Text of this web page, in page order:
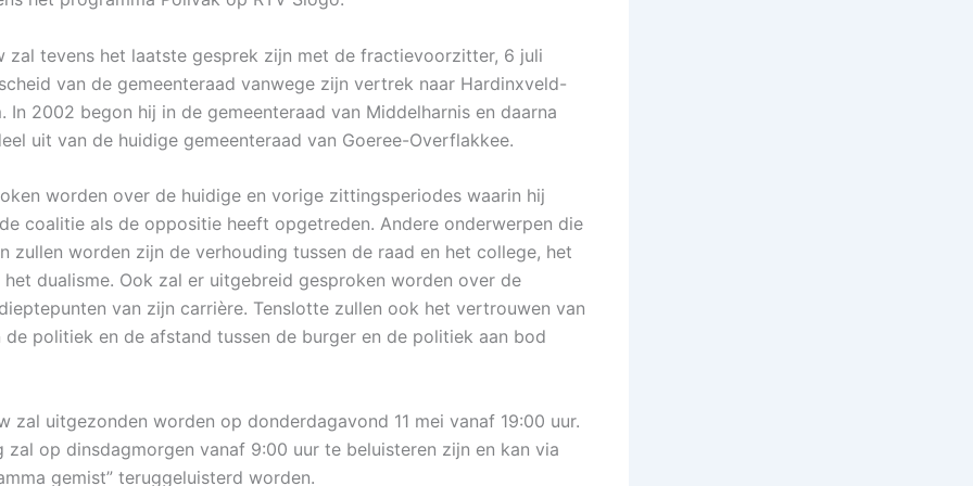
zal tevens het laatste gesprek zijn met de fractievoorzitter, 6 juli
van de gemeenteraad vanwege zijn vertrek naar Hardinxveld-
In 2002 begon hij in de gemeenteraad van Middelharnis en daarna
uit van de huidige gemeenteraad van Goeree-Overflakkee.
worden over de huidige en vorige zittingsperiodes waarin hij
coalitie als de oppositie heeft opgetreden. Andere onderwerpen die
zullen worden zijn de verhouding tussen de raad en het college, het
het dualisme. Ook zal er uitgebreid gesproken worden over de
van zijn carrière. Tenslotte zullen ook het vertrouwen van
de politiek en de afstand tussen de burger en de politiek aan bod
zal uitgezonden worden op donderdagavond 11 mei vanaf 19:00 uur.
zal op dinsdagmorgen vanaf 9:00 uur te beluisteren zijn en kan via
gemist” teruggeluisterd worden.